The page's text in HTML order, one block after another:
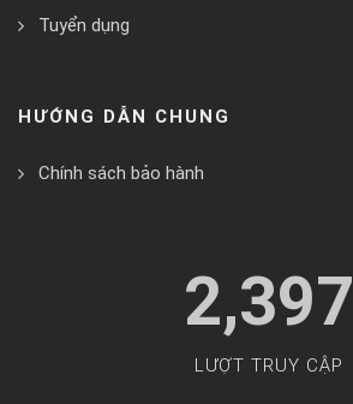
Tuyển dụng
HƯỚNG DẪN CHUNG
Chính sách bảo hành
2,397
LƯỢT TRUY CẬP